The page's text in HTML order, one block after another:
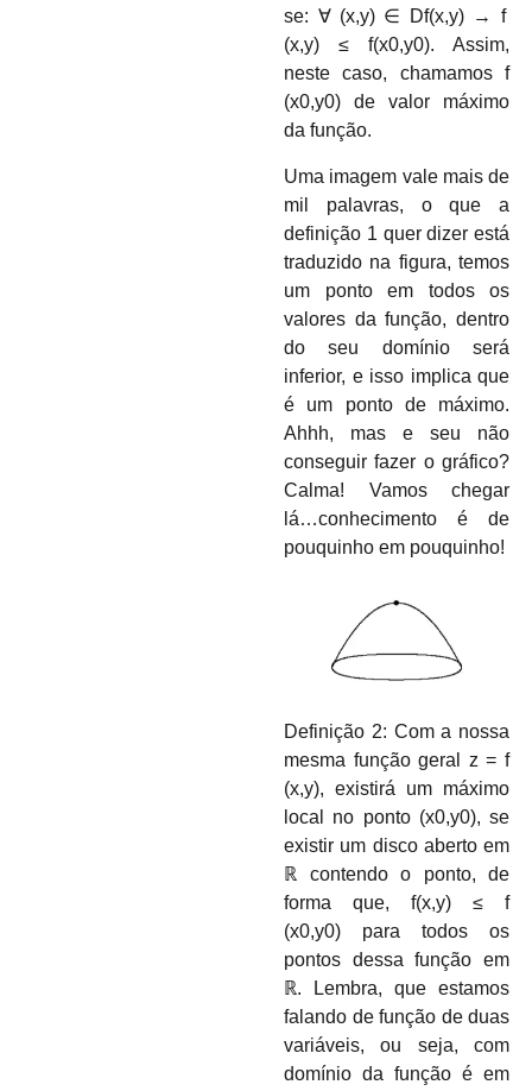
se: ∀ (x,y) ∈ Df(x,y) → f
(x,y)≤ f(x0,y0). Assim,
neste caso, chamamosf
(x0,y0)
de valor máximo
da função.
Uma imagem vale mais de
mil palavras, o que a
definição 1 quer dizer está
traduzido na figura, temos
um ponto em todos os
valores da função, dentro
do seu domínio será
inferior, e isso implica que
é um ponto de máximo.
Ahhh, mas e seu não
conseguir fazer o gráfico?
Calma! Vamos chegar
lá…conhecimento é de
pouquinho em pouquinho!
Definição 2: Com a nossa
mesma função geral z = f
(x,y), existirá um máximo
local no ponto (x0,y0), se
existir um disco aberto em
ℝ contendo o ponto, de
forma que,f(x,y)≤f
(x0,y0) para todos os
pontos dessa função em
ℝ. Lembra, que estamos
falando de função de duas
variáveis, ou seja, com
domínio da função é em